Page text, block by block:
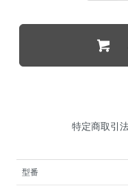
特定商取引
型番